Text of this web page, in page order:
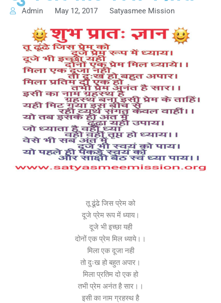
Admin May 12, 2017 Satyasmee Mission
तू ढूंढे जिस प्रेम को
दूजे प्रेम रूप में ध्याय।
दूजे भी इच्छा यही
दोनों एक प्रेम मिल ध्याये।।
मिला एक दूजा नही
तो दुःख हो बहुत अपार।
मिला प्रतिम दो एक हो
तभी प्रेम अनंत है सार।।
इसी का नाम ग्रहस्थ है